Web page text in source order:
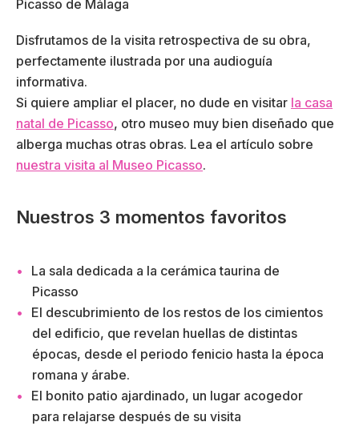
Disfrutamos de la visita retrospectiva de su obra,
perfectamente ilustrada por una audioguía
informativa.
Si quiere ampliar el placer, no dude en visitar la casa
natal de Picasso, otro museo muy bien diseñado que
alberga muchas otras obras. Lea el artículo sobre
nuestra visita al Museo Picasso.
Nuestros 3 momentos favoritos
La sala dedicada a la cerámica taurina de
Picasso
El descubrimiento de los restos de los cimientos
del edificio, que revelan huellas de distintas
épocas, desde el periodo fenicio hasta la época
romana y árabe.
El bonito patio ajardinado, un lugar acogedor
para relajarse después de su visita